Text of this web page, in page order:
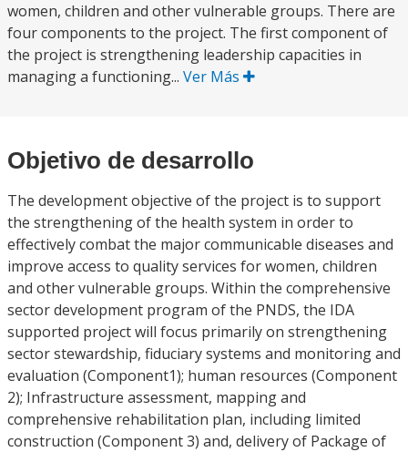
women, children and other vulnerable groups. There are
four components to the project. The first component of
the project is strengthening leadership capacities in
managing a functioning... Ver Más
Objetivo de desarrollo
The development objective of the project is to support
the strengthening of the health system in order to
effectively combat the major communicable diseases and
improve access to quality services for women, children
and other vulnerable groups. Within the comprehensive
sector development program of the PNDS, the IDA
supported project will focus primarily on strengthening
sector stewardship, fiduciary systems and monitoring and
evaluation (Component1); human resources (Component
2); Infrastructure assessment, mapping and
comprehensive rehabilitation plan, including limited
construction (Component 3) and, delivery of Package of